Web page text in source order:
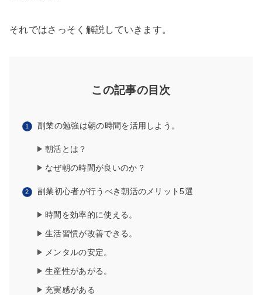
それではさっそく解説していきます。
この記事の目次
副業の勉強は朝の時間を活用しよう。
朝活とは？
なぜ朝の時間が良いのか？
副業初心者が行うべき朝活のメリット5選
時間を効率的に使える。
生活習慣が改善できる。
メンタルの安定。
生産性があがる。
充実感がある